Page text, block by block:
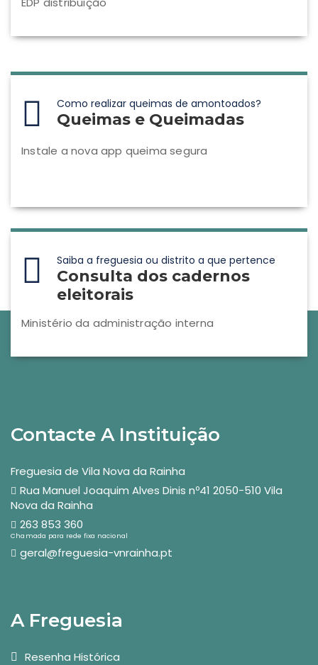
Como realizar queimas de amontoados?
Queimas e Queimadas
Instale a nova app queima segura
Saiba a freguesia ou distrito a que pertence
Consulta dos cadernos
eleitorais
Ministério da administração interna
Contacte A Instituição
Freguesia de Vila Nova da Rainha
Rua Manuel Joaquim Alves Dinis nº41 2050-510 Vila
Nova da Rainha
263 853 360
Chamada para rede fixa nacional
geral@freguesia-vnrainha.pt
A Freguesia
Resenha Histórica